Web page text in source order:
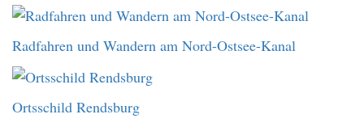
Radfahren und Wandern am Nord-Ostsee-Kanal
Ortsschild Rendsburg